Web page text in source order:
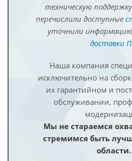
техническую
перечислили доступные
уточнили информацию
доставки
Наша компания
исключительно на
их гарантийном и
обслуживании,
Мы не стараемся
стремимся быть
области.